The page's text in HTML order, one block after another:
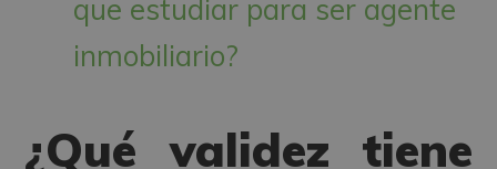
que estudiar para ser agente
inmobiliario?
¿Qué validez tiene